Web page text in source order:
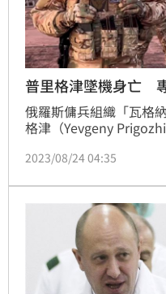
普里格津墜機身亡
俄羅斯傭兵組織「瓦格
格津（Yevgeny
集團，動向也備受關注
圖，需依賴普里格津的
納便將邁向瓦解。
2023/08/24 04:35